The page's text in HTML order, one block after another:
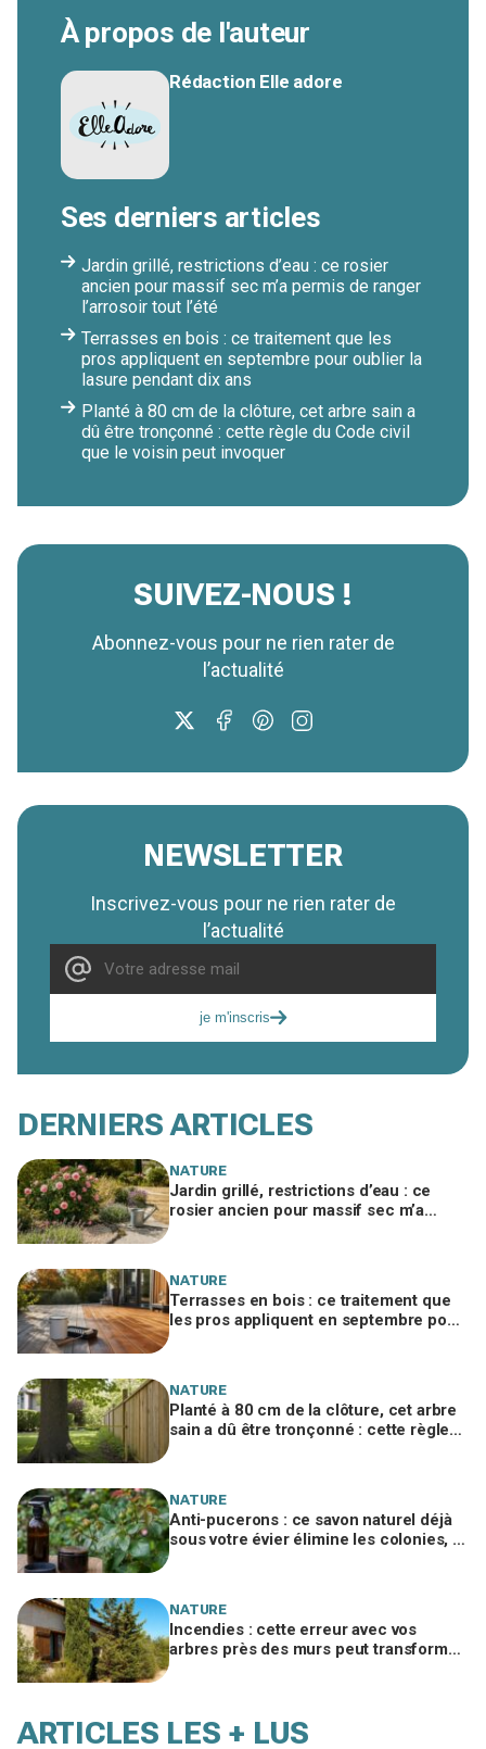
À propos de l'auteur
Rédaction Elle adore
Ses derniers articles
Jardin grillé, restrictions d’eau : ce rosier
ancien pour massif sec m’a permis de ranger
l’arrosoir tout l’été
Terrasses en bois : ce traitement que les
pros appliquent en septembre pour oublier la
lasure pendant dix ans
Planté à 80 cm de la clôture, cet arbre sain a
dû être tronçonné : cette règle du Code civil
que le voisin peut invoquer
SUIVEZ-NOUS !
Abonnez-vous pour ne rien rater de
l’actualité
NEWSLETTER
Inscrivez-vous pour ne rien rater de
l’actualité
je m'inscris
DERNIERS ARTICLES
NATURE
Jardin grillé, restrictions d’eau : ce
rosier ancien pour massif sec m’a
NATURE
Terrasses en bois : ce traitement que
les pros appliquent en septembre pour
NATURE
Planté à 80 cm de la clôture, cet arbre
sain a dû être tronçonné : cette règle
NATURE
Anti-pucerons : ce savon naturel déjà
sous votre évier élimine les colonies, à
NATURE
Incendies : cette erreur avec vos
arbres près des murs peut transformer
ARTICLES LES + LUS